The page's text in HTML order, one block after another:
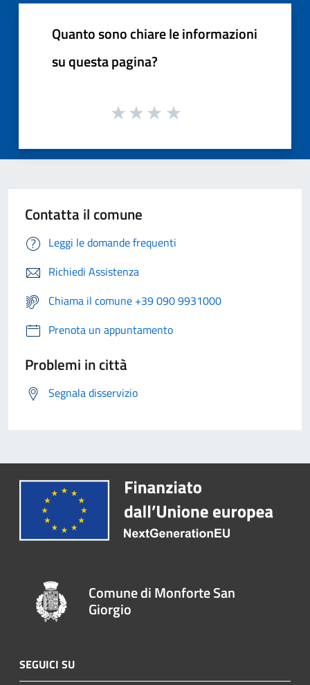
Quanto sono chiare le informazioni
su questa pagina?
Contatta il comune
Leggi le domande frequenti
Richiedi Assistenza
Chiama il comune +39 090 9931000
Prenota un appuntamento
Problemi in città
Segnala disservizio
Comune di Monforte San
Giorgio
SEGUICI SU